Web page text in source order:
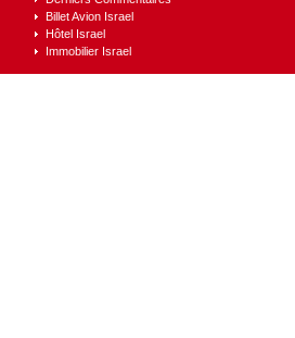
Billet Avion Israel
Hôtel Israel
Immobilier Israel